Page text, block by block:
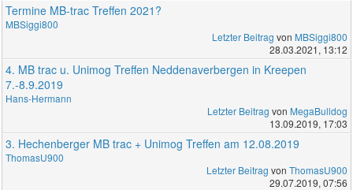
Termine MB-trac Treffen 2021?
MBSiggi800
Letzter Beitrag von MBSiggi800
28.03.2021, 13:12
4. MB trac u. Unimog Treffen Neddenaverbergen in Kreepen
7.-8.9.2019
Hans-Hermann
Letzter Beitrag von MegaBulldog
13.09.2019, 17:03
3. Hechenberger MB trac + Unimog Treffen am 12.08.2019
ThomasU900
Letzter Beitrag von ThomasU900
29.07.2019, 07:56